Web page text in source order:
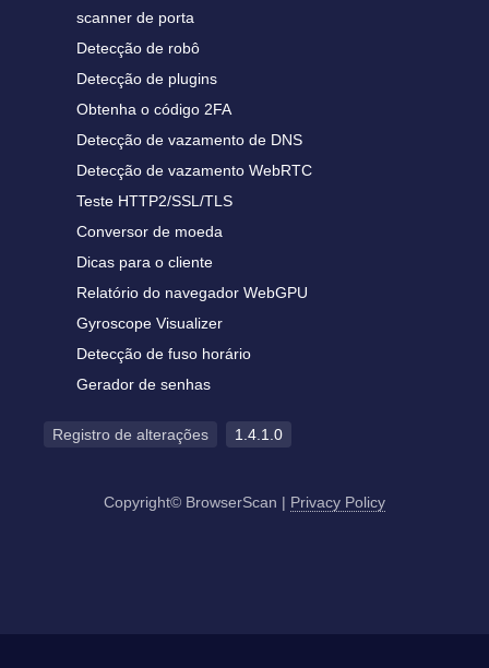
scanner de porta
Detecção de robô
Detecção de plugins
Obtenha o código 2FA
Detecção de vazamento de DNS
Detecção de vazamento WebRTC
Teste HTTP2/SSL/TLS
Conversor de moeda
Dicas para o cliente
Relatório do navegador WebGPU
Gyroscope Visualizer
Detecção de fuso horário
Gerador de senhas
Registro de alterações 1.4.1.0
Copyright© BrowserScan | Privacy Policy